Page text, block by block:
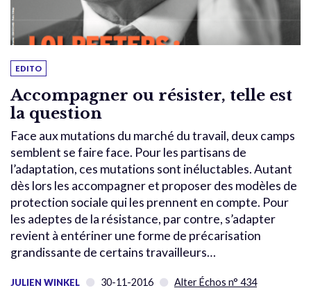
EDITO
Accompagner ou résister, telle est
la question
Face aux mutations du marché du travail, deux camps
semblent se faire face. Pour les partisans de
l’adaptation, ces mutations sont inéluctables. Autant
dès lors les accompagner et proposer des modèles de
protection sociale qui les prennent en compte. Pour
les adeptes de la résistance, par contre, s’adapter
revient à entériner une forme de précarisation
grandissante de certains travailleurs…
JULIEN WINKEL 30-11-2016 Alter Échos n° 434